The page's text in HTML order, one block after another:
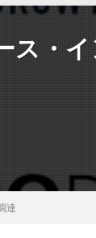
ス・イ
達